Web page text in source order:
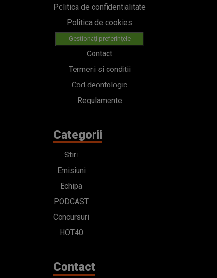
Politica de confidentialitate
Politica de cookies
Gestionați preferințele
Contact
Termeni si conditii
Cod deontologic
Regulamente
Categorii
Stiri
Emisiuni
Echipa
PODCAST
Concursuri
HOT40
Contact